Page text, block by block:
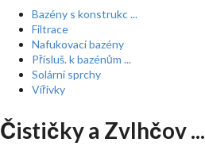
Bazény s konstrukc ...
Filtrace
Nafukovací bazény
Přísluš. k bazénům ...
Solární sprchy
Vířivky
Čističky a Zvlhčov ...